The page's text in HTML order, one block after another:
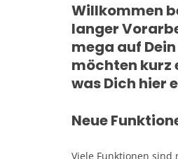
Willkommen
langer
mega auf
möchten kurz
was Dich hier
Neue
Viele Funktionen